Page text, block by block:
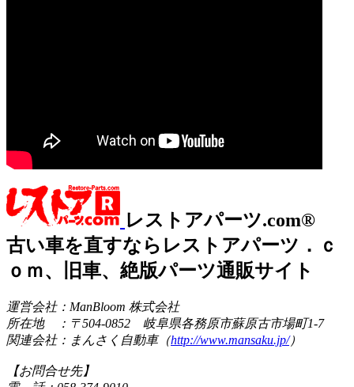
レストアパーツ.com®
古い車を直すならレストアパーツ．ｃ
ｏｍ、旧車、絶版パーツ通販サイト
運営会社：ManBloom 株式会社
所在地 ：〒504-0852 岐阜県各務原市蘇原古市場町1-7
関連会社：まんさく自動車（http://www.mansaku.jp/）
【お問合せ先】